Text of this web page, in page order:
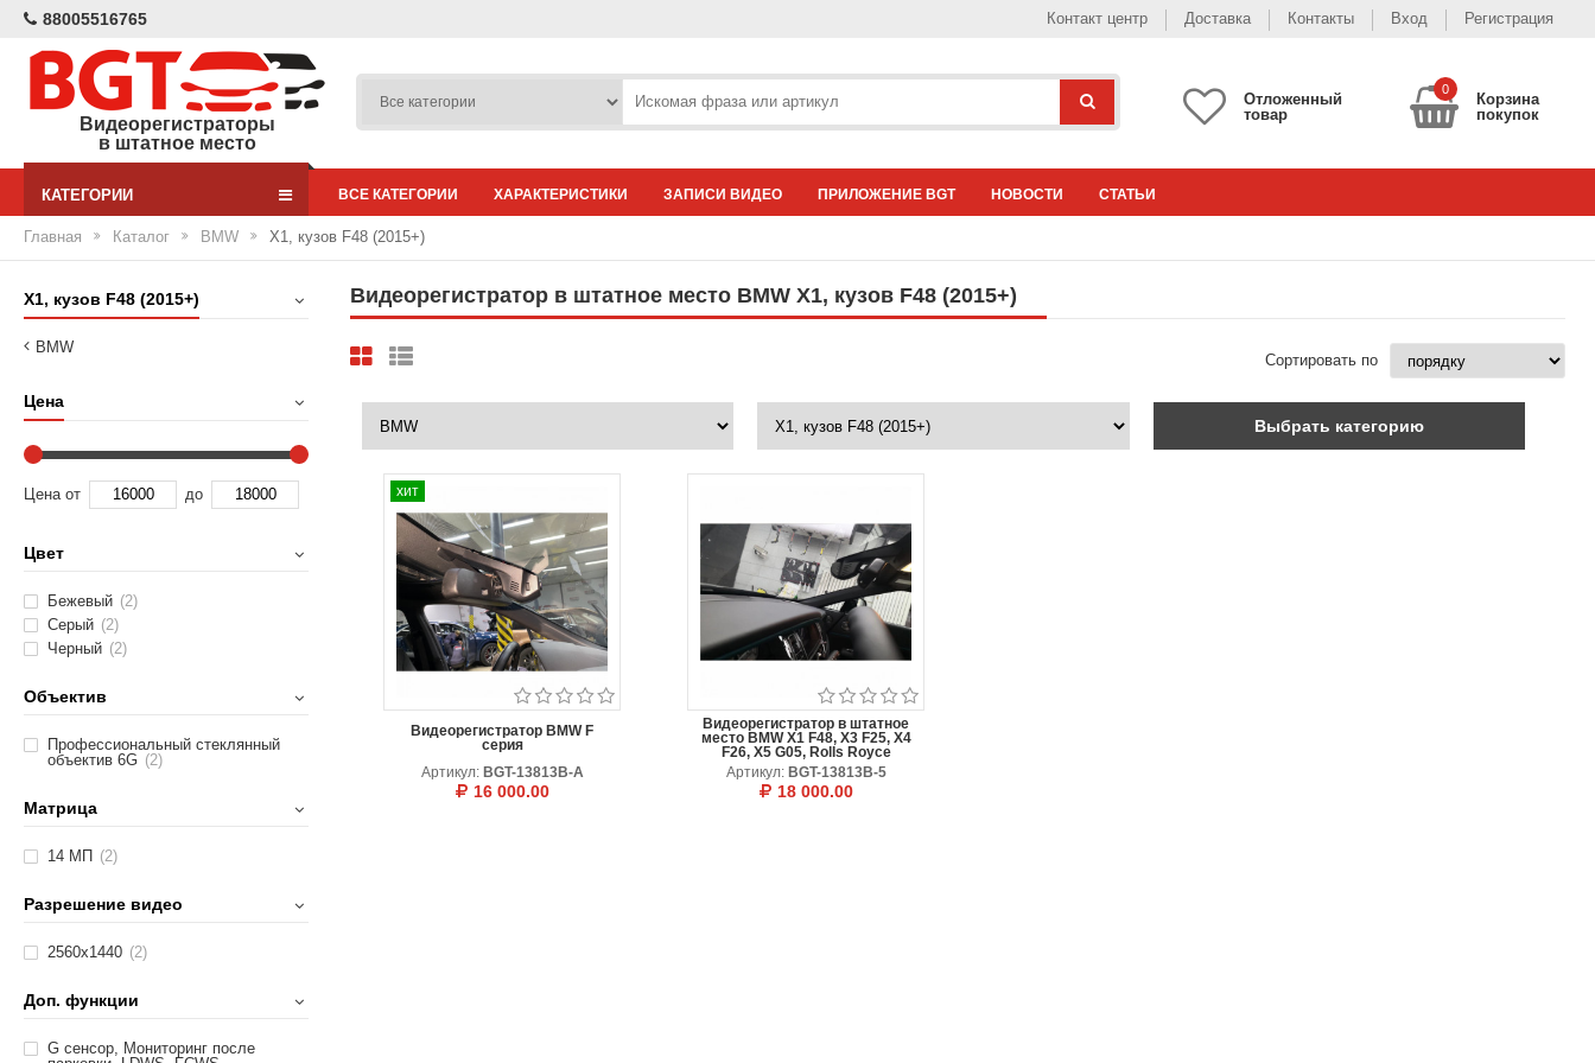
88005516765 Контакт центр Доставка Контакты Вход Регистрация
Видеорегистраторы
в штатное место
Отложенный
товар
0
Корзина
покупок
КАТЕГОРИИ ВСЕ КАТЕГОРИИ ХАРАКТЕРИСТИКИ ЗАПИСИ ВИДЕО ПРИЛОЖЕНИЕ BGT НОВОСТИ СТАТЬИ
Главная Каталог BMW X1, кузов F48 (2015+)
X1, кузов F48 (2015+)
BMW
Цена
Цена от до
Цвет
Бежевый (2)
Серый (2)
Черный (2)
Объектив
Профессиональный стеклянный
объектив 6G (2)
Матрица
14 МП (2)
Разрешение видео
2560х1440 (2)
Доп. функции
G сенсор, Мониторинг после
Видеорегистратор в штатное место BMW X1, кузов F48 (2015+)
Сортировать по
Выбрать категорию
хит
Видеорегистратор BMW F
серия
Артикул: BGT-13813B-A
16 000.00
Видеорегистратор в штатное
место BMW X1 F48, X3 F25, X4
F26, X5 G05, Rolls Royce
Артикул: BGT-13813B-5
18 000.00